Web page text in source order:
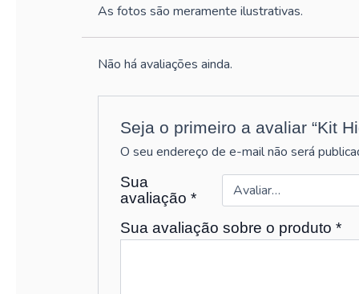
As fotos são meramente ilustrativas.
Não há avaliações ainda.
Seja o primeiro a avaliar “Kit
O seu endereço de e-mail não será
Sua
avaliação *
Sua avaliação sobre o produto *